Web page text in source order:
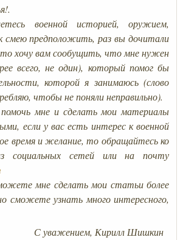
военной историей, оружием,
смею предположить, раз вы дочитали
хочу вам сообущить, что мне нужен
всего, не один), который помог бы
которой я занимаюсь (слово
чтобы не поняли неправильно).
мне и сделать мои материалы
если у вас есть интерес к военной
время и желание, то обращайтесь ко
социальных сетей или на почту
мне сделать мои статьи более
сможете узнать много интересного,
С уважением, Кирилл Шишкин